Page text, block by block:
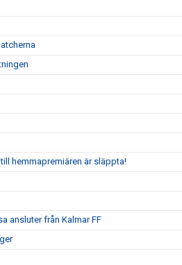
hemmapremiären är släppta!
ansluter från Kalmar FF